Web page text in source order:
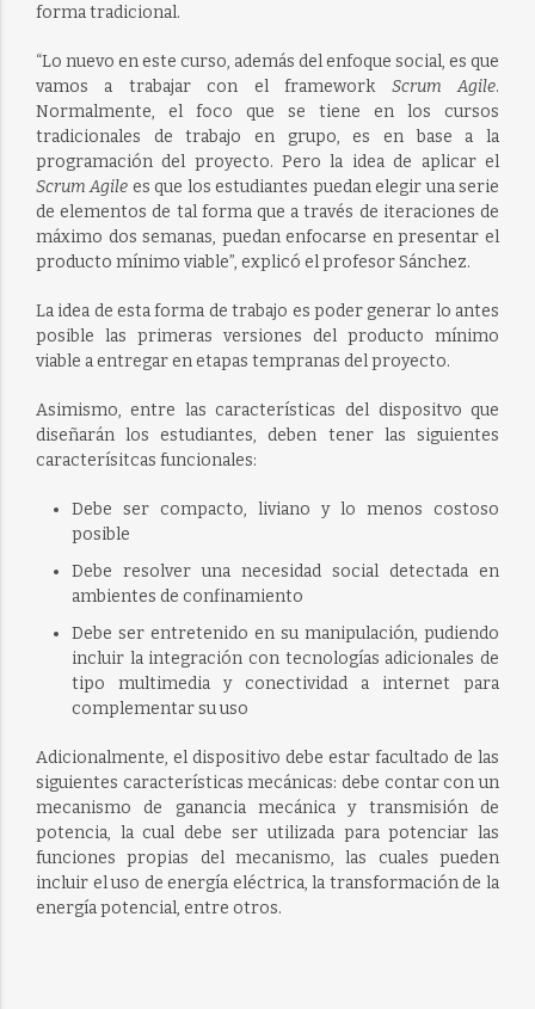
forma tradicional.
“Lo nuevo en este curso, además del enfoque social, es que
vamos a trabajar con el framework Scrum Agile.
Normalmente, el foco que se tiene en los cursos
tradicionales de trabajo en grupo, es en base a la
programación del proyecto. Pero la idea de aplicar el
Scrum Agile es que los estudiantes puedan elegir una serie
de elementos de tal forma que a través de iteraciones de
máximo dos semanas, puedan enfocarse en presentar el
producto mínimo viable”, explicó el profesor Sánchez.
La idea de esta forma de trabajo es poder generar lo antes
posible las primeras versiones del producto mínimo
viable a entregar en etapas tempranas del proyecto.
Asimismo, entre las características del dispositvo que
diseñarán los estudiantes, deben tener las siguientes
caracterísitcas funcionales:
Debe ser compacto, liviano y lo menos costoso
posible
Debe resolver una necesidad social detectada en
ambientes de confinamiento
Debe ser entretenido en su manipulación, pudiendo
incluir la integración con tecnologías adicionales de
tipo multimedia y conectividad a internet para
complementar su uso
Adicionalmente, el dispositivo debe estar facultado de las
siguientes características mecánicas: debe contar con un
mecanismo de ganancia mecánica y transmisión de
potencia, la cual debe ser utilizada para potenciar las
funciones propias del mecanismo, las cuales pueden
incluir el uso de energía eléctrica, la transformación de la
energía potencial, entre otros.